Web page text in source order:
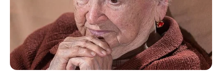
Máquina de costura
Linha de costura
Tesoura para costura
Fita métrica